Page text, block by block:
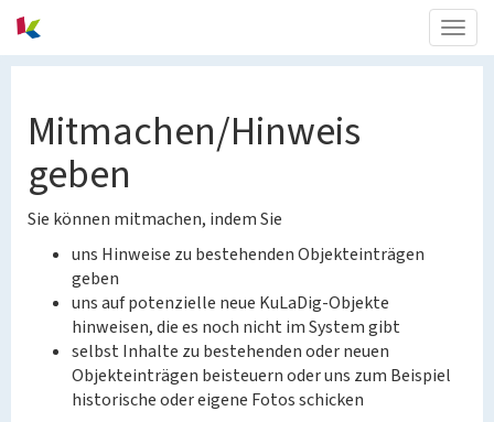
Mitmachen/Hinweis
geben
Sie können mitmachen, indem Sie
uns Hinweise zu bestehenden Objekteinträgen
geben
uns auf potenzielle neue KuLaDig-Objekte
hinweisen, die es noch nicht im System gibt
selbst Inhalte zu bestehenden oder neuen
Objekteinträgen beisteuern oder uns zum Beispiel
historische oder eigene Fotos schicken